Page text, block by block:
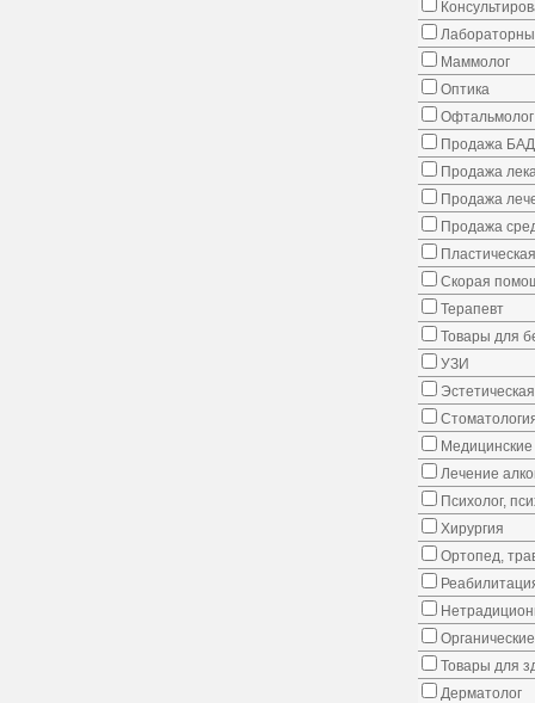
Маммолог
Оптика
Офтальмолог
Продажа
Продажа
Продажа
Продажа
Скорая
Терапевт
Товары для
УЗИ
Медицинские
Лечение
Психолог,
Хирургия
Ортопед,
Товары для
Дерматолог